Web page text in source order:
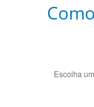
Escolha